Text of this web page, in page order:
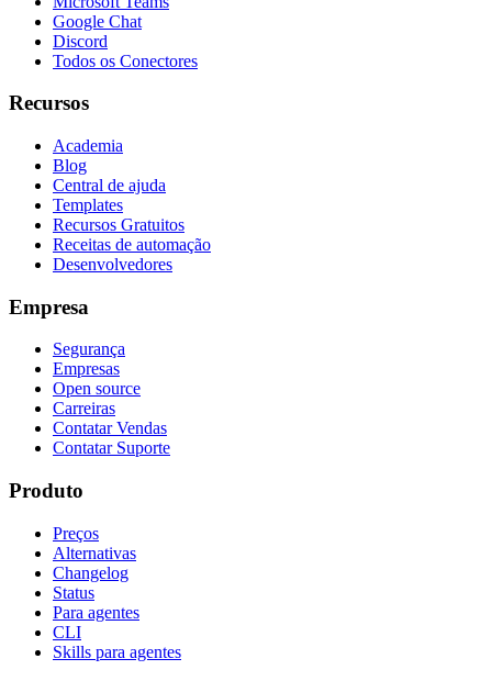
Google Chat
Discord
Todos os Conectores
Recursos
Academia
Blog
Central de ajuda
Templates
Recursos Gratuitos
Receitas de automação
Desenvolvedores
Empresa
Segurança
Empresas
Open source
Carreiras
Contatar Vendas
Contatar Suporte
Produto
Preços
Alternativas
Changelog
Status
Para agentes
CLI
Skills para agentes